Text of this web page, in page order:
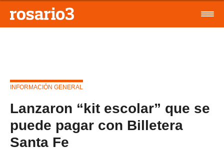
INFORMACIÓN GENERAL
Lanzaron “kit escolar” que se
puede pagar con Billetera
Santa Fe